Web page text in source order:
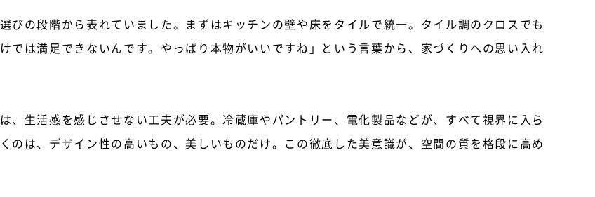
びの段階から表れていました。まずはキッチンの壁や床をタイルで統一。タイル調のクロスでも
では満足できないんです。やっぱり本物がいいですね」という言葉から、家づくりへの思い入れ
、生活感を感じさせない工夫が必要。冷蔵庫やパントリー、電化製品などが、すべて視界に入ら
のは、デザイン性の高いもの、美しいものだけ。この徹底した美意識が、空間の質を格段に高め